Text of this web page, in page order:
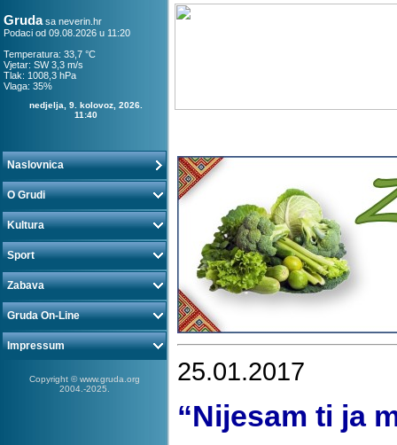
Grudasa neverin.hr
Podaci od 09.08.2026 u 11:20
Temperatura: 33,7 °C
Vjetar: SW 3,3 m/s
Tlak: 1008,3 hPa
Vlaga: 35%
nedjelja, 9. kolovoz, 2026.
11:40
Naslovnica
O Grudi
Kultura
Sport
Zabava
Gruda On-Line
Impressum
Copyright © www.gruda.org
2004.-2025.
25.01.2017
“Nijesam ti ja